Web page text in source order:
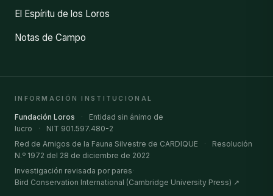
El Espíritu de los Loros
Notas de Campo
INFORMACIÓN INSTITUCIONAL
Fundación Loros ·
Entidad sin ánimo de
lucro
·
NIT 901.597.480-2
Red de Amigos de la Fauna Silvestre de CARDIQUE
·
Resolución
N.º 1972 del 28 de diciembre de 2022
Investigación revisada por pares·
Bird Conservation International (Cambridge University Press) ↗